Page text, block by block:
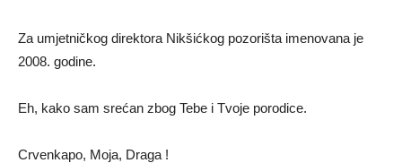
Za umjetničkog direktora Nikšićkog pozorišta imenovana je
2008. godine.
Eh, kako sam srećan zbog Tebe i Tvoje porodice.
Crvenkapo, Moja, Draga !